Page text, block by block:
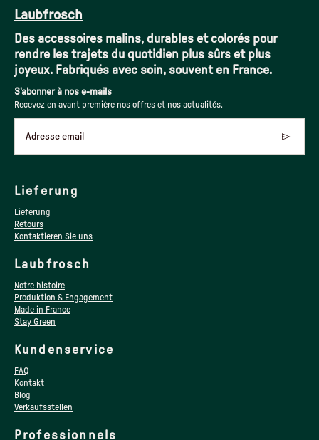
Laubfrosch
Des accessoires malins, durables et colorés pour
rendre les trajets du quotidien plus sûrs et plus
joyeux. Fabriqués avec soin, souvent en France.
S'abonner à nos e-mails
Recevez en avant première nos offres et nos actualités.
Adresse email
Lieferung
Lieferung
Retours
Kontaktieren Sie uns
Laubfrosch
Notre histoire
Produktion & Engagement
Made in France
Stay Green
Kundenservice
FAQ
Kontakt
Blog
Verkaufsstellen
Professionnels